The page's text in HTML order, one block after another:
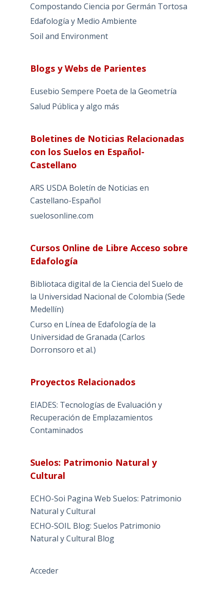
Compostando Ciencia por Germán Tortosa
Edafología y Medio Ambiente
Soil and Environment
Blogs y Webs de Parientes
Eusebio Sempere Poeta de la Geometría
Salud Pública y algo más
Boletines de Noticias Relacionadas
con los Suelos en Español-
Castellano
ARS USDA Boletín de Noticias en
Castellano-Español
suelosonline.com
Cursos Online de Libre Acceso sobre
Edafología
Bibliotaca digital de la Ciencia del Suelo de
la Universidad Nacional de Colombia (Sede
Medellín)
Curso en Línea de Edafología de la
Universidad de Granada (Carlos
Dorronsoro et al.)
Proyectos Relacionados
EIADES: Tecnologías de Evaluación y
Recuperación de Emplazamientos
Contaminados
Suelos: Patrimonio Natural y
Cultural
ECHO-Soi Pagina Web Suelos: Patrimonio
Natural y Cultural
ECHO-SOIL Blog: Suelos Patrimonio
Natural y Cultural Blog
Acceder